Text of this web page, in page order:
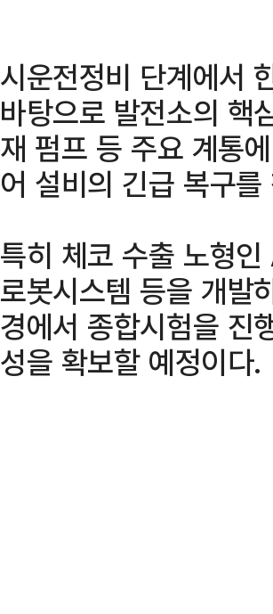
시운전정비 단계에서
바탕으로 발전소의 핵
재 펌프 등 주요 계통
어 설비의 긴급 복구
특히 체코 수출 노형
로봇시스템 등을 개발
경에서 종합시험을 진
성을 확보할 예정이다.